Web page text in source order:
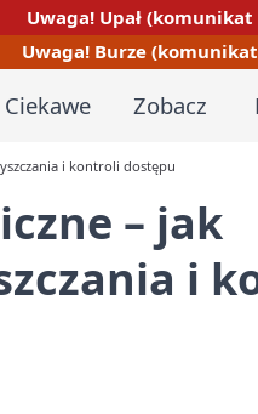
Uwaga! Upał (komunikat
Uwaga! Burze (komunikat
Ciekawe Zobacz
i kontroli dostępu
– jak
i